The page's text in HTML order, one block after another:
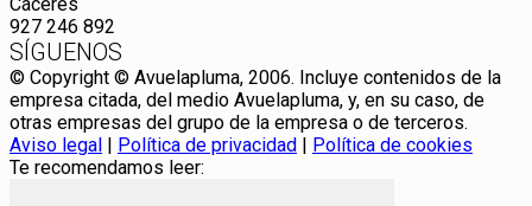
927 246 892
SÍGUENOS
© Copyright © Avuelapluma, 2006. Incluye contenidos de la
empresa citada, del medio Avuelapluma, y, en su caso, de
otras empresas del grupo de la empresa o de terceros.
Aviso legal | Política de privacidad | Política de cookies
Te recomendamos leer: